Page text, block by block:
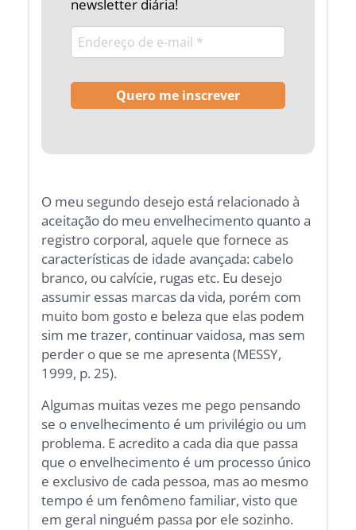
newsletter diária!
O meu segundo desejo está relacionado à
aceitação do meu envelhecimento quanto a
registro corporal, aquele que fornece as
características de idade avançada: cabelo
branco, ou calvície, rugas etc. Eu desejo
assumir essas marcas da vida, porém com
muito bom gosto e beleza que elas podem
sim me trazer, continuar vaidosa, mas sem
perder o que se me apresenta (MESSY,
1999, p. 25).
Algumas muitas vezes me pego pensando
se o envelhecimento é um privilégio ou um
problema. E acredito a cada dia que passa
que o envelhecimento é um processo único
e exclusivo de cada pessoa, mas ao mesmo
tempo é um fenômeno familiar, visto que
em geral ninguém passa por ele sozinho.